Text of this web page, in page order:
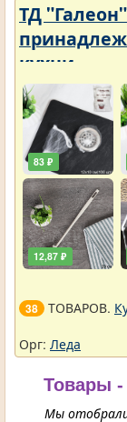
ТД
кухни
83 ₽
12,87 ₽
38 ТОВАРОВ.
Орг: Леда
Товары -
Мы